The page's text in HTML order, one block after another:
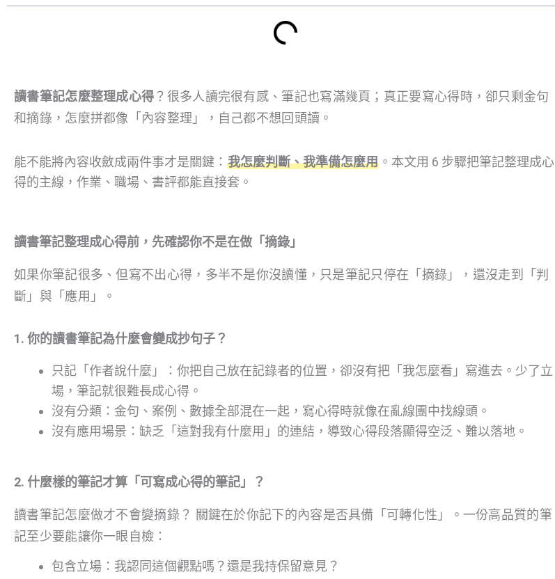
讀書筆記怎麼整理成心得 ？很多人讀完很有感、筆記也寫滿幾頁；真正要寫心得時，卻只剩金句
和摘錄，怎麼拼都像「內容整理」，自己都不想回頭讀。
能不能將內容收斂成兩件事才是關鍵： 我怎麼判斷、我準備怎麼用 。本文用 6 步驟把筆記整理成心
得的主線，作業、職場、書評都能直接套。
讀書筆記整理成心得前，先確認你不是在做「摘錄」
如果你筆記很多、但寫不出心得，多半不是你沒讀懂，只是筆記只停在「摘錄」，還沒走到「判
斷」與「應用」。
1. 你的讀書筆記為什麼會變成抄句子？
只記「作者說什麼」：你把自己放在記錄者的位置，卻沒有把「我怎麼看」寫進去。少了立
場，筆記就很難長成心得。
沒有分類：金句、案例、數據全部混在一起，寫心得時就像在亂線團中找線頭。
沒有應用場景：缺乏「這對我有什麼用」的連結，導致心得段落顯得空泛、難以落地。
2. 什麼樣的筆記才算「可寫成心得的筆記」？
讀書筆記怎麼做才不會變摘錄？ 關鍵在於你記下的內容是否具備「可轉化性」
。一份高品質的筆
記至少要能讓你一眼自檢：
包含立場：我認同這個觀點嗎？還是我持保留意見？